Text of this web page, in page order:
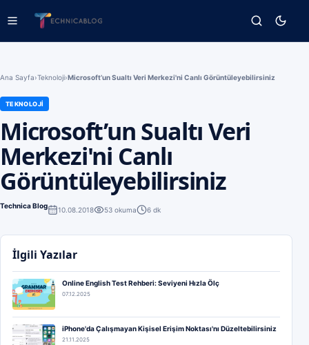
Ana Sayfa›Teknoloji›Microsoft’un Sualtı Veri Merkezi'ni Canlı Görüntüleyebilirsiniz
TEKNOLOJI
Microsoft’un Sualtı Veri
Merkezi'ni Canlı
Görüntüleyebilirsiniz
Technica Blog 10.08.2018 53 okuma 6 dk
İlgili Yazılar
Online English Test Rehberi: Seviyeni Hızla Ölç
07.12.2025
iPhone'da Çalışmayan Kişisel Erişim Noktası'nı Düzeltebilirsiniz
21.11.2025